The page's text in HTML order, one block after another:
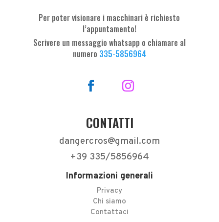
Per poter visionare i macchinari è richiesto
l’appuntamento!
Scrivere un messaggio whatsapp o chiamare al
numero 335-5856964
CONTATTI
dangercros@gmail.com
+39 335/5856964
Informazioni generali
Privacy
Chi siamo
Contattaci